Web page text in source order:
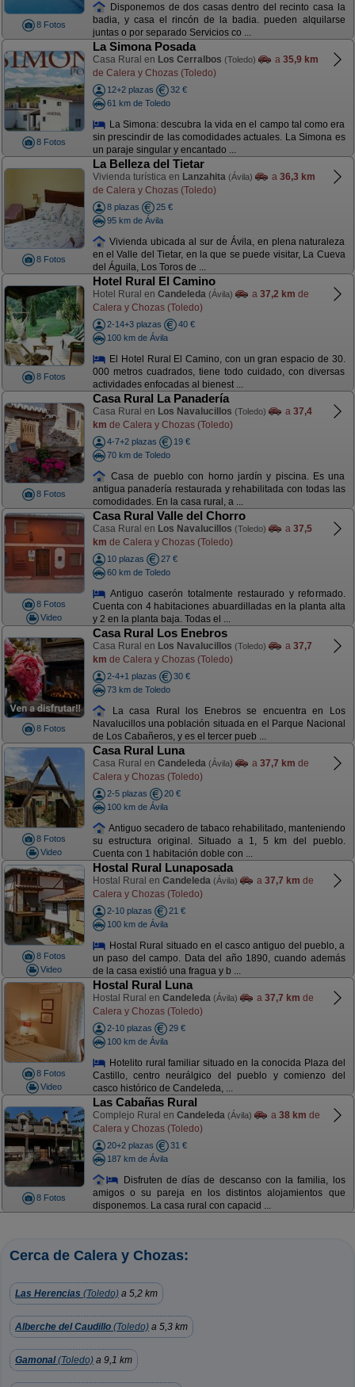
8 Fotos
Disponemos de dos casas dentro del recinto casa la
badia, y casa el rincón de la badia. pueden alquilarse
juntas o por separado Servicios co ...
8 Fotos
La Simona Posada
Casa Rural en Los Cerralbos (Toledo) a 35,9 km
de Calera y Chozas (Toledo)
12+2 plazas
32 €
61 km de Toledo
La Simona: descubra la vida en el campo tal como era
sin prescindir de las comodidades actuales. La Simona es
un paraje singular y encantado ...
8 Fotos
La Belleza del Tietar
Vivienda turística en Lanzahita (Ávila) a 36,3 km
de Calera y Chozas (Toledo)
8 plazas
25 €
95 km de Ávila
Vivienda ubicada al sur de Ávila, en plena naturaleza
en el Valle del Tietar, en la que se puede visitar, La Cueva
del Águila, Los Toros de ...
8 Fotos
Hotel Rural El Camino
Hotel Rural en Candeleda (Ávila) a 37,2 km de
Calera y Chozas (Toledo)
2-14+3 plazas
40 €
100 km de Ávila
El Hotel Rural El Camino, con un gran espacio de 30.
000 metros cuadrados, tiene todo cuidado, con diversas
actividades enfocadas al bienest ...
8 Fotos
Casa Rural La Panadería
Casa Rural en Los Navalucillos (Toledo) a 37,4
km de Calera y Chozas (Toledo)
4-7+2 plazas
19 €
70 km de Toledo
Casa de pueblo con horno jardín y piscina. Es una
antigua panadería restaurada y rehabilitada con todas las
comodidades. En la casa rural, a ...
8 Fotos
Video
Casa Rural Valle del Chorro
Casa Rural en Los Navalucillos (Toledo) a 37,5
km de Calera y Chozas (Toledo)
10 plazas
27 €
60 km de Toledo
Antiguo caserón totalmente restaurado y reformado.
Cuenta con 4 habitaciones abuardilladas en la planta alta
y 2 en la planta baja. Todas el ...
8 Fotos
Casa Rural Los Enebros
Casa Rural en Los Navalucillos (Toledo) a 37,7
km de Calera y Chozas (Toledo)
2-4+1 plazas
30 €
73 km de Toledo
La casa Rural los Enebros se encuentra en Los
Navalucillos una población situada en el Parque Nacional
de Los Cabañeros, y es el tercer pueb ...
8 Fotos
Video
Casa Rural Luna
Casa Rural en Candeleda (Ávila) a 37,7 km de
Calera y Chozas (Toledo)
2-5 plazas
20 €
100 km de Ávila
Antiguo secadero de tabaco rehabilitado, manteniendo
su estructura original. Situado a 1, 5 km del pueblo.
Cuenta con 1 habitación doble con ...
8 Fotos
Video
Hostal Rural Lunaposada
Hostal Rural en Candeleda (Ávila) a 37,7 km de
Calera y Chozas (Toledo)
2-10 plazas
21 €
100 km de Ávila
Hostal Rural situado en el casco antiguo del pueblo, a
un paso del campo. Data del año 1890, cuando además
de la casa existió una fragua y b ...
8 Fotos
Video
Hostal Rural Luna
Hostal Rural en Candeleda (Ávila) a 37,7 km de
Calera y Chozas (Toledo)
2-10 plazas
29 €
100 km de Ávila
Hotelito rural familiar situado en la conocida Plaza del
Castillo, centro neurálgico del pueblo y comienzo del
casco histórico de Candeleda, ...
8 Fotos
Las Cabañas Rural
Complejo Rural en Candeleda (Ávila) a 38 km de
Calera y Chozas (Toledo)
20+2 plazas
31 €
187 km de Ávila
Disfruten de días de descanso con la familia, los
amigos o su pareja en los distintos alojamientos que
disponemos. La casa rural con capacid ...
Cerca de Calera y Chozas:
Las Herencias (Toledo) a 5,2 km
Alberche del Caudillo (Toledo) a 5,3 km
Gamonal(Toledo) a 9,1 km